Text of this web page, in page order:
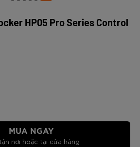
HP05 Pro Series Control
MUA NGAY
nơi hoặc tại cửa hàng